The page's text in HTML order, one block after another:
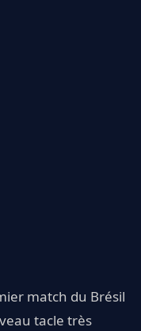
match du Brésil
tacle très